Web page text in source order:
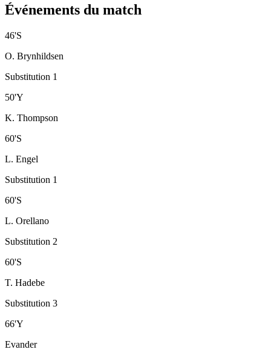
Événements du match
46'S
O. Brynhildsen
Substitution 1
50'Y
K. Thompson
60'S
L. Engel
Substitution 1
60'S
L. Orellano
Substitution 2
60'S
T. Hadebe
Substitution 3
66'Y
Evander